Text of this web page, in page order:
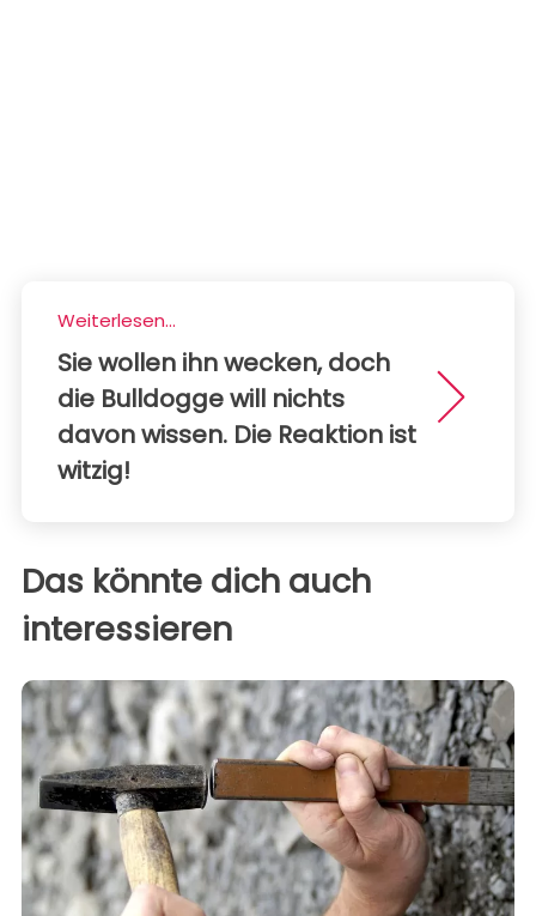
Weiterlesen...
Sie wollen ihn wecken, doch
die Bulldogge will nichts
davon wissen. Die Reaktion ist
witzig!
Das könnte dich auch
interessieren